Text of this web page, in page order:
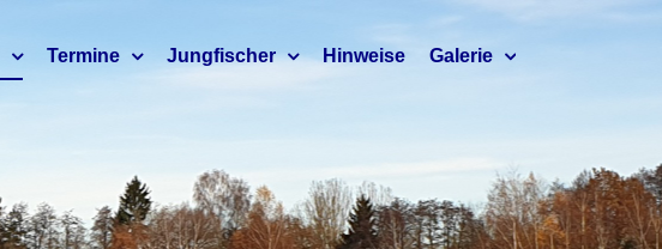
Termine Jungfischer Hinweise Galerie